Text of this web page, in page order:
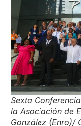
Sexta
la Asociación de
González (Enro)/